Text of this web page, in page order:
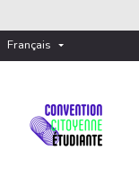
Français Choisir la langue